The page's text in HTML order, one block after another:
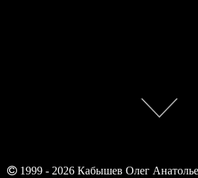
1999 - 2026 Кабышев Олег